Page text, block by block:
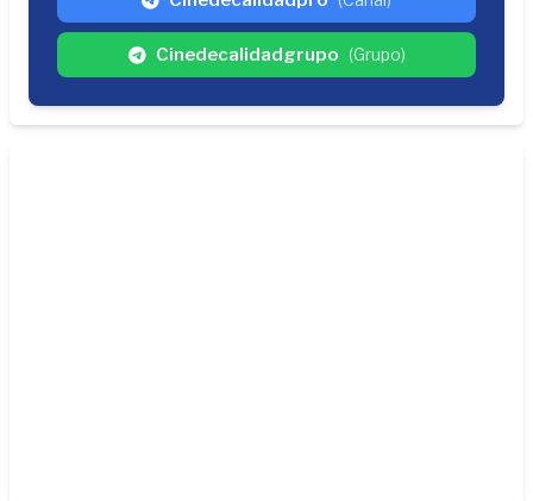
Cinedecalidadgrupo (Grupo)